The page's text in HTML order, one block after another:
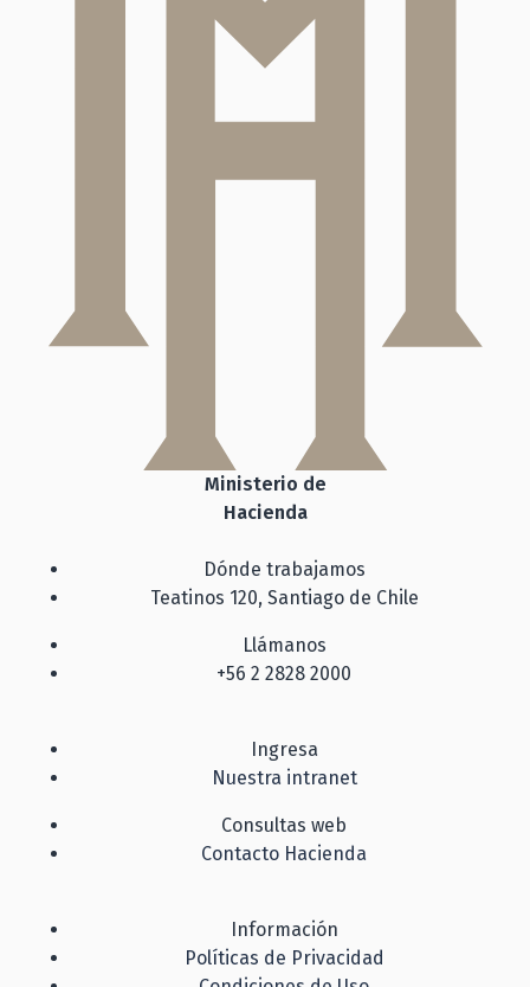
Ministerio de
Hacienda
Dónde trabajamos
Teatinos 120, Santiago de Chile
Llámanos
+56 2 2828 2000
Ingresa
Nuestra intranet
Consultas web
Contacto Hacienda
Información
Políticas de Privacidad